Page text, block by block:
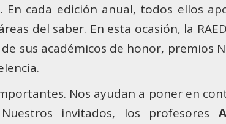
En cada edición anual, todos ellos
del saber. En esta ocasión, la
sus académicos de honor, premios
Nos ayudan a poner en
invitados, los profesores